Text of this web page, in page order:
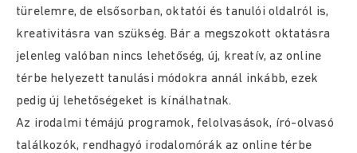
türelemre, de elsősorban, oktatói és tanulói oldalról is,
kreativitásra van szükség. Bár a megszokott oktatásra
jelenleg valóban nincs lehetőség, új, kreatív, az online
térbe helyezett tanulási módokra annál inkább, ezek
pedig új lehetőségeket is kínálhatnak.
Az irodalmi témájú programok, felolvasások, író-olvasó
találkozók, rendhagyó irodalomórák az online térbe